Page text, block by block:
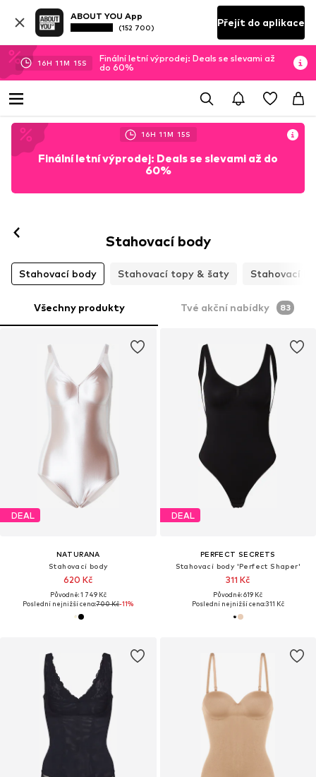
ABOUT YOU App
(152 700) Přejít do aplikace
16H 11M 13S
Finální letní výprodej: Deals se slevami až
do 60%
16H 11M 13S
Finální letní výprodej: Deals se slevami až do
60%
Stahovací body
Stahovací body Stahovací topy & šaty Stahovací
Všechny produkty Tvé akční nabídky 83
DEAL
NATURANA
Stahovací body
620 Kč
Původně: 1 749 Kč
Poslední nejnižší cena:700 Kč-11%
DEAL
PERFECT SECRETS
Stahovací body 'Perfect Shaper'
311 Kč
Původně: 619 Kč
Poslední nejnižší cena:311 Kč